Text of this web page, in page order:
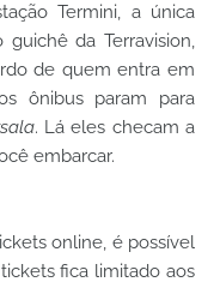
Termini, a única
da Terravision,
de quem entra em
ônibus param para
. Lá eles checam a
embarcar.
online, é possível
fica limitado aos